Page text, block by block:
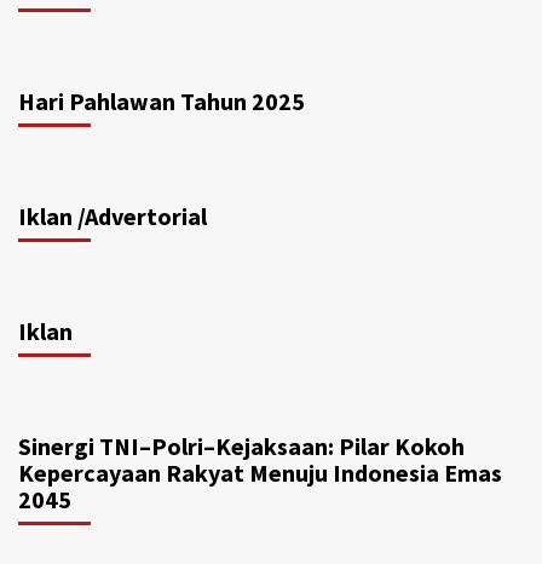
Hari Pahlawan Tahun 2025
Iklan /Advertorial
Iklan
Sinergi TNI–Polri–Kejaksaan: Pilar Kokoh
Kepercayaan Rakyat Menuju Indonesia Emas
2045